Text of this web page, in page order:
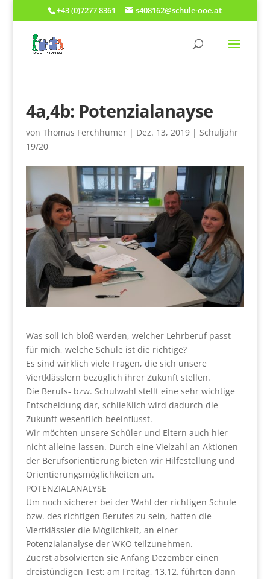
+43 (0)7277 8361 s408162@schule-ooe.at
4a,4b: Potenzialanayse
von Thomas Ferchhumer| Dez. 13, 2019| Schuljahr
19/20
Was soll ich bloß werden, welcher Lehrberuf passt
für mich, welche Schule ist die richtige?
Es sind wirklich viele Fragen, die sich unsere
Viertklässlern bezüglich ihrer Zukunft stellen.
Die Berufs- bzw. Schulwahl stellt eine sehr wichtige
Entscheidung dar, schließlich wird dadurch die
Zukunft wesentlich beeinflusst.
Wir möchten unsere Schüler und Eltern auch hier
nicht alleine lassen. Durch eine Vielzahl an Aktionen
der Berufsorientierung bieten wir Hilfestellung und
Orientierungsmöglichkeiten an.
POTENZIALANALYSE
Um noch sicherer bei der Wahl der richtigen Schule
bzw. des richtigen Berufes zu sein, hatten die
Viertklässler die Möglichkeit, an einer
Potenzialanalyse der WKO teilzunehmen.
Zuerst absolvierten sie Anfang Dezember einen
dreistündigen Test; am Freitag, 13.12. führten dann